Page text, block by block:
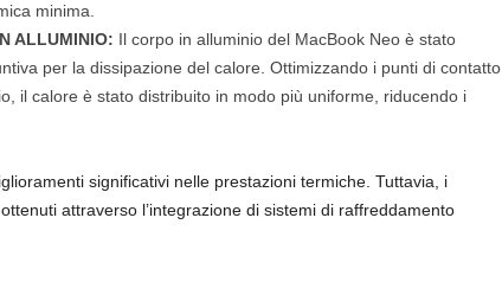
minima.
ALLUMINIO: Il corpo in alluminio del MacBook Neo è stato
per la dissipazione del calore. Ottimizzando i punti di contatto
il calore è stato distribuito in modo più uniforme, riducendo i
significativi nelle prestazioni termiche. Tuttavia, i
attraverso l’integrazione di sistemi di raffreddamento